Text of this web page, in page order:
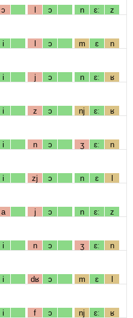
ɔ l ɔ n ɛː z
i l ɔ m ɛ n
i j ɔ n ɛː ʁ
i z ɔ nj ɛː ʁ
i n ɔ ʒ ɛː n
i zj ɔ n ɛ l
a j ɔ n ɛː z
i n ɔ ʒ ɛː n
i dʁ ɔ m ɛ l
i f ɔ nj ɛː ʁ